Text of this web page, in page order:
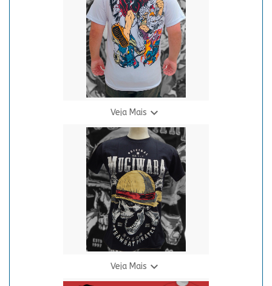
3 X R$ 24,94
Veja Mais 
Camiseta O.P. - Luffy Branca (Gear 5)
R$ 69,90
3 X R$ 24,94
Veja Mais 